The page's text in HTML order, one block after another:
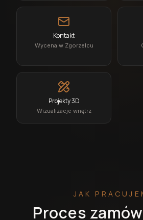
Kontakt
Wycena w Zgorzelcu
Projekty 3D
Wizualizacje wnętrz
JAK
Proces